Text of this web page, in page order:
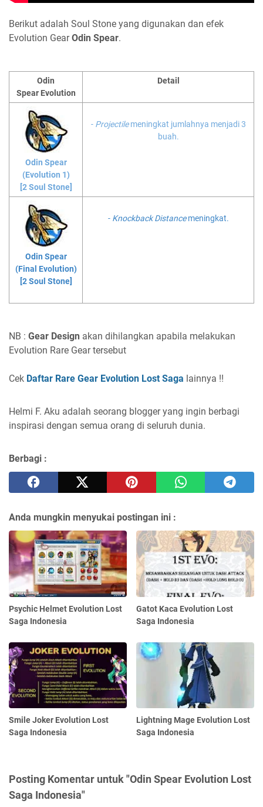
Berikut adalah Soul Stone yang digunakan dan efek
Evolution GearOdin Spear.
Odin
Spear Evolution
Detail
Odin Spear
(Evolution 1)
[2 Soul Stone]
- Projectilemeningkat jumlahnya menjadi 3
buah.
Odin Spear
(Final Evolution)
[2 Soul Stone]
- Knockback Distancemeningkat.
NB : Gear Design akan dihilangkan apabila melakukan
Evolution Rare Gear tersebut
Cek Daftar Rare Gear Evolution Lost Saga lainnya !!
Helmi F. Aku adalah seorang blogger yang ingin berbagi
inspirasi dengan semua orang di seluruh dunia.
Berbagi :
Anda mungkin menyukai postingan ini :
Psychic Helmet Evolution Lost
Saga Indonesia
Gatot Kaca Evolution Lost
Saga Indonesia
Smile Joker Evolution Lost
Saga Indonesia
Lightning Mage Evolution Lost
Saga Indonesia
Posting Komentar untuk "Odin Spear Evolution Lost
Saga Indonesia"